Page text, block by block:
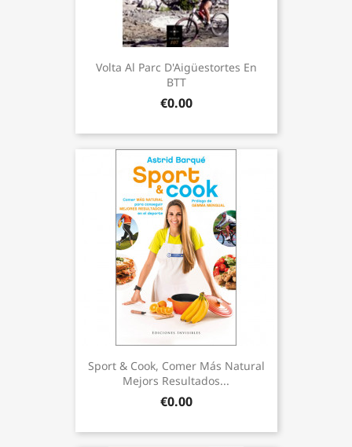
Volta Al Parc D'Aigüestortes En
BTT
€0.00
Sport & Cook, Comer Más Natural
Mejors Resultados...
€0.00